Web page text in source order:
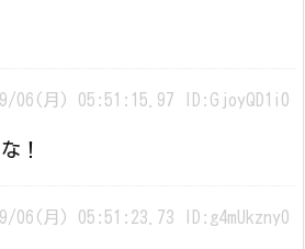
06(月) 05:51:15.97 ID:GjoyQD1i0
！
06(月) 05:51:23.73 ID:g4mUkzny0